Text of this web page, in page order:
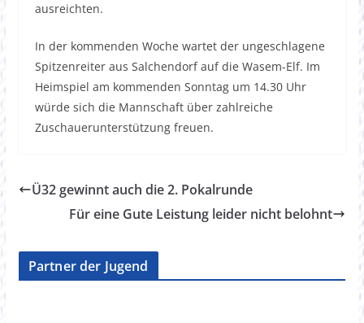
ausreichten.
In der kommenden Woche wartet der ungeschlagene
Spitzenreiter aus Salchendorf auf die Wasem-Elf. Im
Heimspiel am kommenden Sonntag um 14.30 Uhr
würde sich die Mannschaft über zahlreiche
Zuschauerunterstützung freuen.
Ü32 gewinnt auch die 2. Pokalrunde
Für eine Gute Leistung leider nicht belohnt
Partner der Jugend